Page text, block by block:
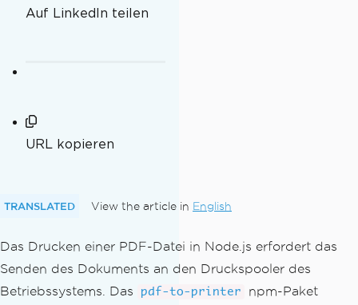
Auf LinkedIn teilen
URL kopieren
TRANSLATED View the article in English
Das Drucken einer PDF-Datei in Node.js erfordert das
Senden des Dokuments an den Druckspooler des
Betriebssystems. Das
pdf-to-printer
npm-Paket